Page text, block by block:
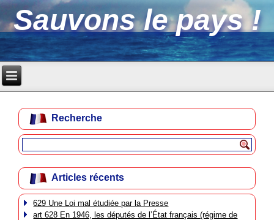
Sauvons le pays !
Recherche
Articles récents
629 Une Loi mal étudiée par la Presse
art 628 En 1946, les députés de l’État français (régime de